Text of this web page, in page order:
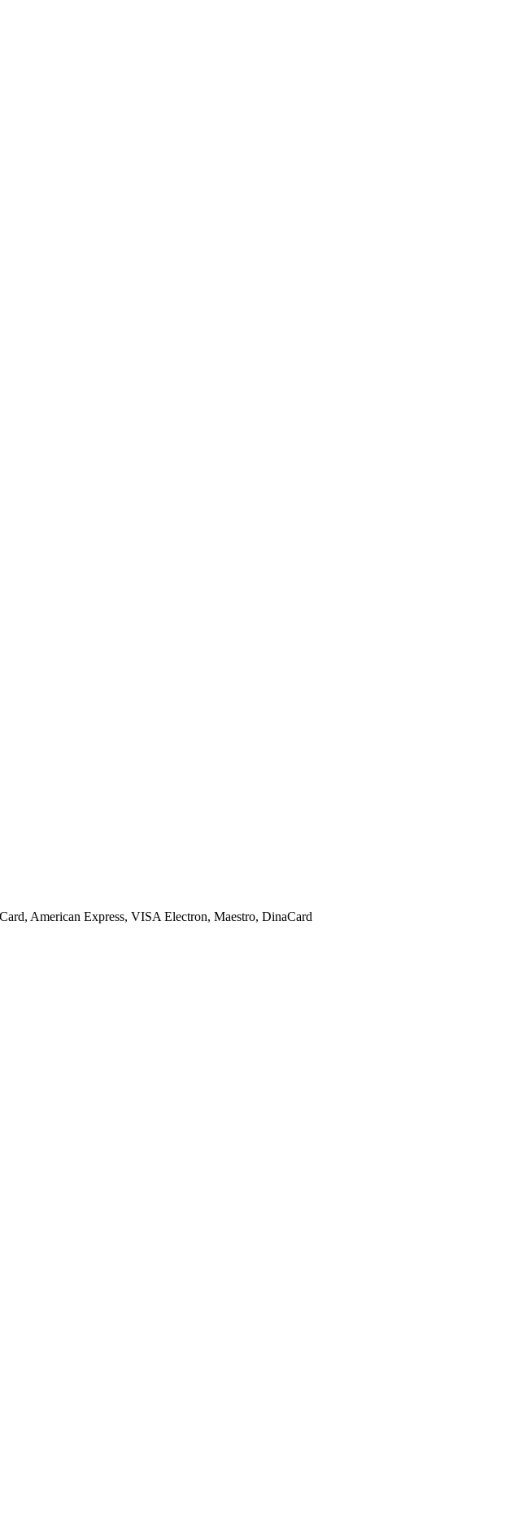
American Express, VISA Electron, Maestro, DinaCard